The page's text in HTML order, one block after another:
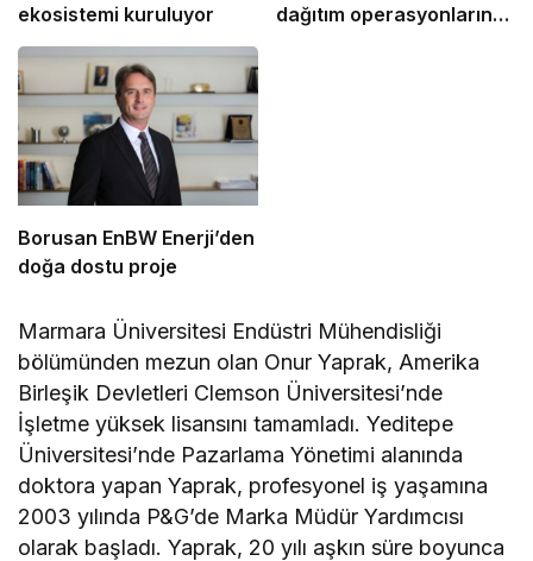
ekosistemi kuruluyor
dağıtım operasyonlarına
Borusan EnBW Enerji’den
doğa dostu proje
Marmara Üniversitesi Endüstri Mühendisliği
bölümünden mezun olan OnurYaprak, Amerika
Birleşik Devletleri Clemson Üniversitesi’nde
İşletme yüksek lisansını tamamladı.Yeditepe
Üniversitesi’nde Pazarlama Yönetimi alanında
doktorayapan Yaprak, profesyonel iş yaşamına
2003 yılında P&G’de Marka Müdür Yardımcısı
olarak başladı.Yaprak, 20 yılı aşkın süre boyunca